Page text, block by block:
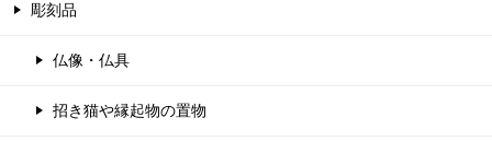
彫刻品
仏像・仏具
招き猫や縁起物の置物